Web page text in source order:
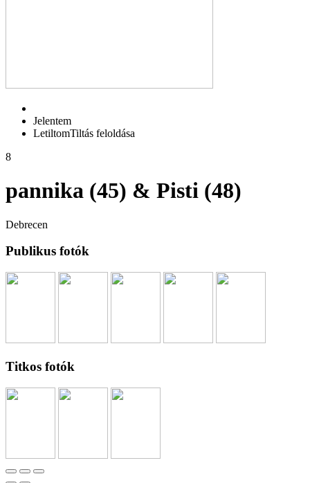
Jelentem
LetiltomTiltás feloldása
8
pannika (45) & Pisti (48)
Debrecen
Publikus fotók
Titkos fotók